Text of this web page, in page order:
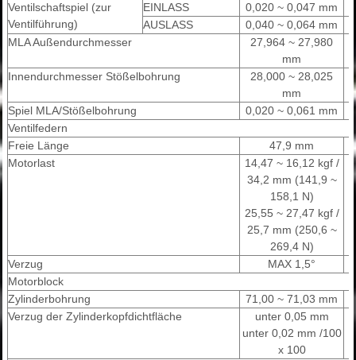
Ventilschaftspiel (zur
Ventilführung)
EINLASS
0,020 ~ 0,047 mm
AUSLASS
0,040 ~ 0,064 mm
MLA Außendurchmesser
27,964 ~ 27,980
mm
Innendurchmesser Stößelbohrung
28,000 ~ 28,025
mm
Spiel MLA/Stößelbohrung
0,020 ~ 0,061 mm
Ventilfedern
Freie Länge
47,9 mm
Motorlast
14,47 ~ 16,12 kgf /
34,2 mm (141,9 ~
158,1 N)
25,55 ~ 27,47 kgf /
25,7 mm (250,6 ~
269,4 N)
Verzug
MAX 1,5°
Motorblock
Zylinderbohrung
71,00 ~ 71,03 mm
Verzug der Zylinderkopfdichtfläche
unter 0,05 mm
unter 0,02 mm /100
x 100